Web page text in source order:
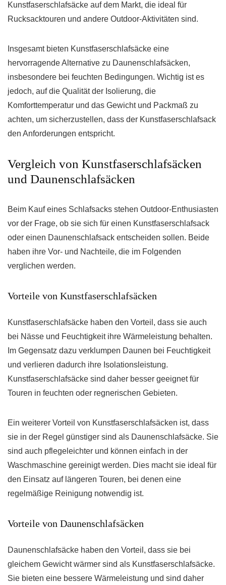
Kunstfaserschlafsäcke auf dem Markt, die ideal für
Rucksacktouren und andere Outdoor-Aktivitäten sind.
Insgesamt bieten Kunstfaserschlafsäcke eine
hervorragende Alternative zu Daunenschlafsäcken,
insbesondere bei feuchten Bedingungen. Wichtig ist es
jedoch, auf die Qualität der Isolierung, die
Komforttemperatur und das Gewicht und Packmaß zu
achten, um sicherzustellen, dass der Kunstfaserschlafsack
den Anforderungen entspricht.
Vergleich von Kunstfaserschlafsäcken
und Daunenschlafsäcken
Beim Kauf eines Schlafsacks stehen Outdoor-Enthusiasten
vor der Frage, ob sie sich für einen Kunstfaserschlafsack
oder einen Daunenschlafsack entscheiden sollen. Beide
haben ihre Vor- und Nachteile, die im Folgenden
verglichen werden.
Vorteile von Kunstfaserschlafsäcken
Kunstfaserschlafsäcke haben den Vorteil, dass sie auch
bei Nässe und Feuchtigkeit ihre Wärmeleistung behalten.
Im Gegensatz dazu verklumpen Daunen bei Feuchtigkeit
und verlieren dadurch ihre Isolationsleistung.
Kunstfaserschlafsäcke sind daher besser geeignet für
Touren in feuchten oder regnerischen Gebieten.
Ein weiterer Vorteil von Kunstfaserschlafsäcken ist, dass
sie in der Regel günstiger sind als Daunenschlafsäcke. Sie
sind auch pflegeleichter und können einfach in der
Waschmaschine gereinigt werden. Dies macht sie ideal für
den Einsatz auf längeren Touren, bei denen eine
regelmäßige Reinigung notwendig ist.
Vorteile von Daunenschlafsäcken
Daunenschlafsäcke haben den Vorteil, dass sie bei
gleichem Gewicht wärmer sind als Kunstfaserschlafsäcke.
Sie bieten eine bessere Wärmeleistung und sind daher